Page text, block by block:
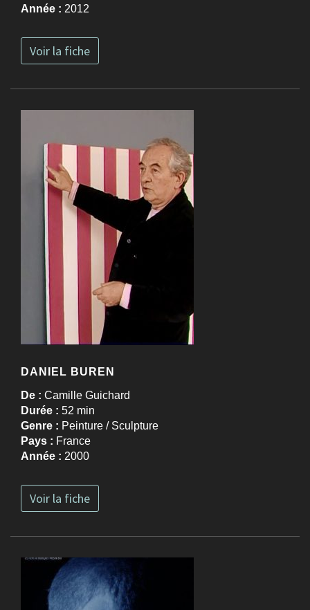
Année : 2012
Voir la fiche
DANIEL BUREN
De : Camille Guichard
Durée : 52 min
Genre : Peinture / Sculpture
Pays : France
Année : 2000
Voir la fiche